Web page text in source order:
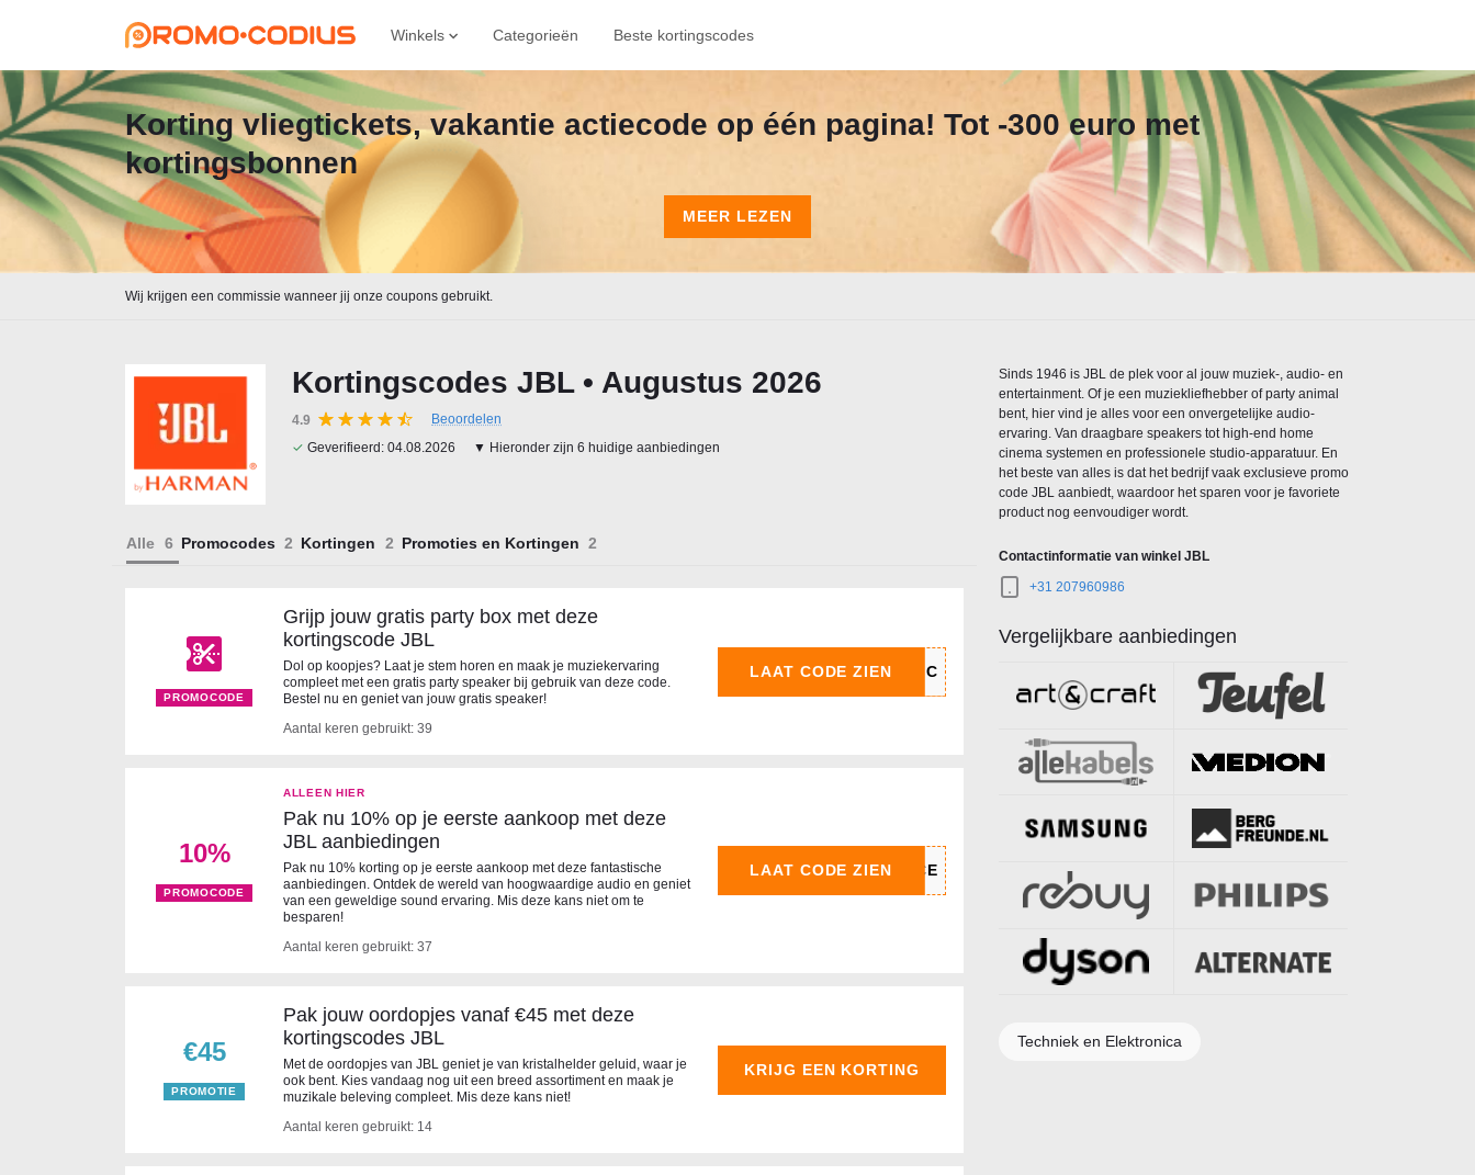
Winkels Categorieën Beste kortingscodes
Korting vliegtickets, vakantie actiecode op één pagina! Tot -300 euro met
kortingsbonnen
MEER LEZEN
Wij krijgen een commissie wanneer jij onze coupons gebruikt.
Kortingscodes JBL • Augustus 2026
4.9
Beoordelen
✓ Geverifieerd: 04.08.2026 ▼ Hieronder zijn 6 huidige aanbiedingen
Alle Promocodes Kortingen Promoties en Kortingen
PROMOCODE
Grijp jouw gratis party box met deze
kortingscode JBL
Dol op koopjes? Laat je stem horen en maak je muziekervaring
compleet met een gratis party speaker bij gebruik van deze code.
Bestel nu en geniet van jouw gratis speaker!
Aantal keren gebruikt: 39
LAAT CODE ZIEN
10%
PROMOCODE
ALLEEN HIER
Pak nu 10% op je eerste aankoop met deze
JBL aanbiedingen
Pak nu 10% korting op je eerste aankoop met deze fantastische
aanbiedingen. Ontdek de wereld van hoogwaardige audio en geniet
van een geweldige sound ervaring. Mis deze kans niet om te
besparen!
Aantal keren gebruikt: 37
LAAT CODE ZIEN
€45
PROMOTIE
Pak jouw oordopjes vanaf €45 met deze
kortingscodes JBL
Met de oordopjes van JBL geniet je van kristalhelder geluid, waar je
ook bent. Kies vandaag nog uit een breed assortiment en maak je
muzikale beleving compleet. Mis deze kans niet!
Aantal keren gebruikt: 14
KRIJG EEN KORTING
Sinds 1946 is JBL de plek voor al jouw muziek-, audio- en
entertainment. Of je een muziekliefhebber of party animal
bent, hier vind je alles voor een onvergetelijke audio-
ervaring. Van draagbare speakers tot high-end home
cinema systemen en professionele studio-apparatuur. En
het beste van alles is dat het bedrijf vaak exclusieve promo
code JBL aanbiedt, waardoor het sparen voor je favoriete
product nog eenvoudiger wordt.
Contactinformatie van winkel JBL
+31 207960986
Vergelijkbare aanbiedingen
Techniek en Elektronica